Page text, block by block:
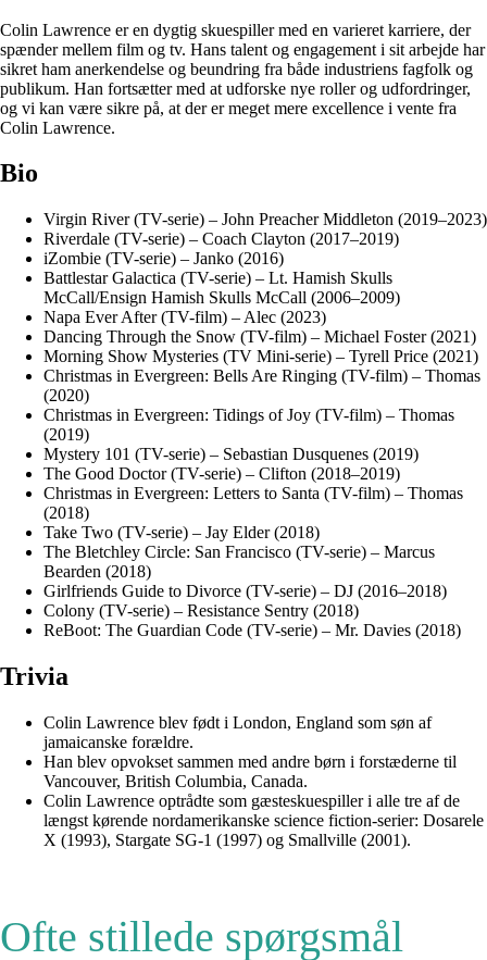
Colin Lawrence er en dygtig skuespiller med en varieret karriere, der
spænder mellem film og tv. Hans talent og engagement i sit arbejde har
sikret ham anerkendelse og beundring fra både industriens fagfolk og
publikum. Han fortsætter med at udforske nye roller og udfordringer,
og vi kan være sikre på, at der er meget mere excellence i vente fra
Colin Lawrence.
Bio
Virgin River (TV-serie) – John Preacher Middleton (2019–2023)
Riverdale (TV-serie) – Coach Clayton (2017–2019)
iZombie (TV-serie) – Janko (2016)
Battlestar Galactica (TV-serie) – Lt. Hamish Skulls
McCall/Ensign Hamish Skulls McCall (2006–2009)
Napa Ever After (TV-film) – Alec (2023)
Dancing Through the Snow (TV-film) – Michael Foster (2021)
Morning Show Mysteries (TV Mini-serie) – Tyrell Price (2021)
Christmas in Evergreen: Bells Are Ringing (TV-film) – Thomas
(2020)
Christmas in Evergreen: Tidings of Joy (TV-film) – Thomas
(2019)
Mystery 101 (TV-serie) – Sebastian Dusquenes (2019)
The Good Doctor (TV-serie) – Clifton (2018–2019)
Christmas in Evergreen: Letters to Santa (TV-film) – Thomas
(2018)
Take Two (TV-serie) – Jay Elder (2018)
The Bletchley Circle: San Francisco (TV-serie) – Marcus
Bearden (2018)
Girlfriends Guide to Divorce (TV-serie) – DJ (2016–2018)
Colony (TV-serie) – Resistance Sentry (2018)
ReBoot: The Guardian Code (TV-serie) – Mr. Davies (2018)
Trivia
Colin Lawrence blev født i London, England som søn af
jamaicanske forældre.
Han blev opvokset sammen med andre børn i forstæderne til
Vancouver, British Columbia, Canada.
Colin Lawrence optrådte som gæsteskuespiller i alle tre af de
længst kørende nordamerikanske science fiction-serier: Dosarele
X (1993), Stargate SG-1 (1997) og Smallville (2001).
Ofte stillede spørgsmål